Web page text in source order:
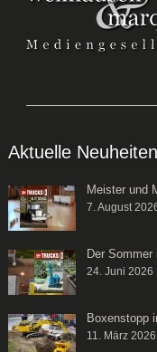
Aktuelle Neuheiten
Meister und
7. August
Der Sommer
24. Juni 2026
Boxenstopp
11. März 2026